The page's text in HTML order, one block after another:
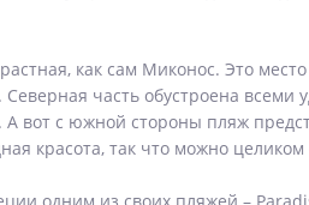
как сам Миконос. Это
часть обустроена
вот с южной стороны пляж
красота, так что можно